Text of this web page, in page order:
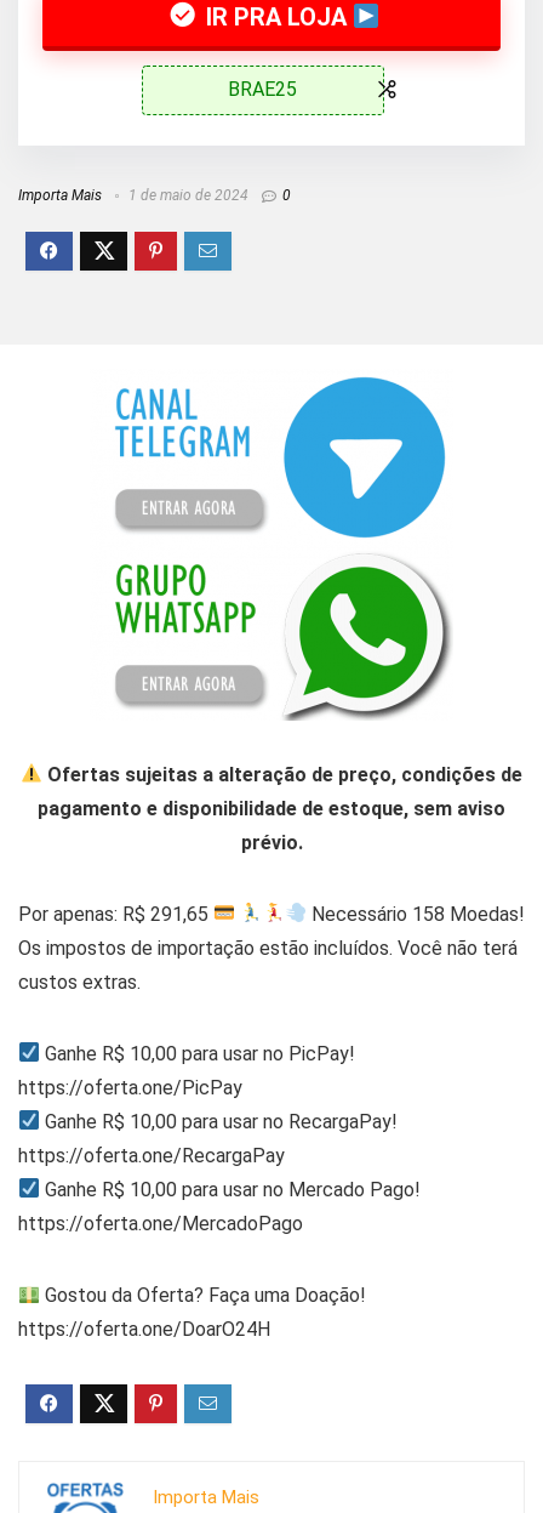
IR PRA LOJA
BRAE25
Importa Mais 1 de maio de 2024 0
Ofertas sujeitas a alteração de preço, condições de
pagamento e disponibilidade de estoque, sem aviso
prévio.
Por apenas: R$ 291,65
Necessário 158 Moedas!
Os impostos de importação estão incluídos. Você não terá
custos extras.
Ganhe R$ 10,00 para usar no PicPay!
https://oferta.one/PicPay
Ganhe R$ 10,00 para usar no RecargaPay!
https://oferta.one/RecargaPay
Ganhe R$ 10,00 para usar no Mercado Pago!
https://oferta.one/MercadoPago
Gostou da Oferta? Faça uma Doação!
https://oferta.one/DoarO24H
Importa Mais